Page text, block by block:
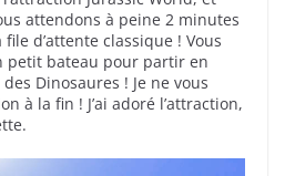
attendons à peine 2 minutes
d’attente classique ! Vous
petit bateau pour partir en
Dinosaures ! Je ne vous
à la fin ! J’ai adoré l’attraction,